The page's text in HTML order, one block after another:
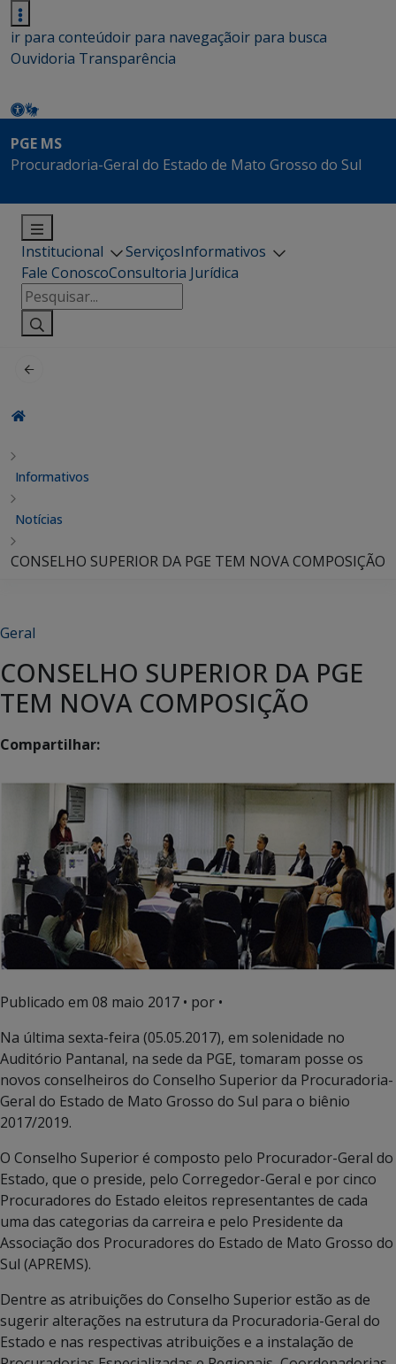
ir para conteúdoir para navegaçãoir para busca
Ouvidoria Transparência
PGE MS
Procuradoria-Geral do Estado de Mato Grosso do Sul
Institucional ServiçosInformativos
Fale ConoscoConsultoria Jurídica
Pesquisar
por:
Informativos
Notícias
CONSELHO SUPERIOR DA PGE TEM NOVA COMPOSIÇÃO
Geral
CONSELHO SUPERIOR DA PGE
TEM NOVA COMPOSIÇÃO
Compartilhar:
Publicado em 08 maio 2017 • por •
Na última sexta-feira (05.05.2017), em solenidade no
Auditório Pantanal, na sede da PGE, tomaram posse os
novos conselheiros do Conselho Superior da Procuradoria-
Geral do Estado de Mato Grosso do Sul para o biênio
2017/2019.
O Conselho Superior é composto pelo Procurador-Geral do
Estado, que o preside, pelo Corregedor-Geral e por cinco
Procuradores do Estado eleitos representantes de cada
uma das categorias da carreira e pelo Presidente da
Associação dos Procuradores do Estado de Mato Grosso do
Sul (APREMS).
Dentre as atribuições do Conselho Superior estão as de
sugerir alterações na estrutura da Procuradoria-Geral do
Estado e nas respectivas atribuições e a instalação de